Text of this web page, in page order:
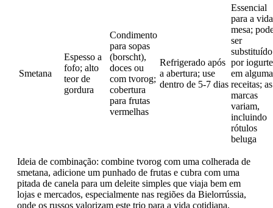
Smetana
Espesso a
fofo; alto
teor de
gordura
Condimento
para sopas
(borscht),
doces ou
com tvorog;
cobertura
para frutas
vermelhas
Refrigerado após
a abertura; use
dentro de 5-7 dias
Essencial
para a
mesa;
ser
substituído
por iogurte
em
receitas; as
marcas
variam,
incluindo
rótulos
beluga
Ideia de combinação: combine tvorog com uma colherada de
smetana, adicione um punhado de frutas e cubra com uma
pitada de canela para um deleite simples que viaja bem em
lojas e mercados, especialmente nas regiões da Bielorrússia,
onde os russos valorizam este trio para a vida cotidiana.